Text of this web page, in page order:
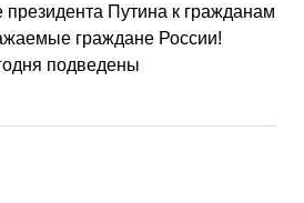
Путина к гражданам
граждане России!
подведены